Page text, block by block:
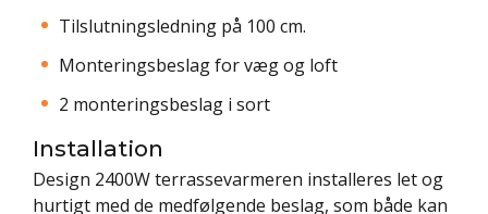
Tilslutningsledning på 100 cm.
Monteringsbeslag for væg og loft
2 monteringsbeslag i sort
Installation
Design 2400W terrassevarmeren installeres let og
hurtigt med de medfølgende beslag, som både kan